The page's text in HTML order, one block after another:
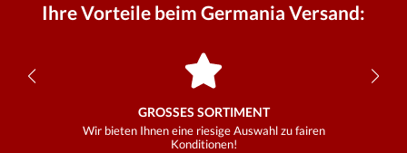
Ihre Vorteile beim Germania Versand:
GROSSES SORTIMENT
Wir bieten Ihnen eine riesige Auswahl zu fairen
Konditionen!